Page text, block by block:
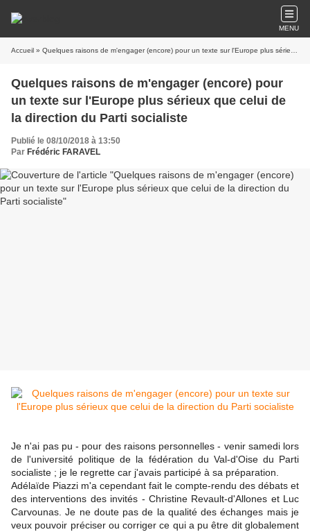
MENU
Accueil » Quelques raisons de m'engager (encore) pour un texte sur l'Europe plus sérieux que celui de la direction du Parti socialiste
Quelques raisons de m'engager (encore) pour
un texte sur l'Europe plus sérieux que celui de
la direction du Parti socialiste
Publié le 08/10/2018 à 13:50
Par Frédéric FARAVEL
Je n'ai pas pu - pour des raisons personnelles - venir samedi lors
de l'université politique de la fédération du Val-d'Oise du Parti
socialiste ; je le regrette car j'avais participé à sa préparation.
Adélaïde Piazzi m'a cependant fait le compte-rendu des débats et
des interventions des invités - Christine Revault-d'Allones et Luc
Carvounas. Je ne doute pas de la qualité des échanges mais je
veux pouvoir préciser ou corriger ce qui a pu être dit globalement